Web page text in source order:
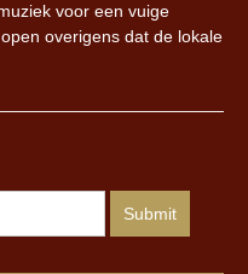
voor een vuige
overigens dat de lokale